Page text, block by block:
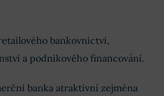
bankovnictví,
a podnikového financování.
banka atraktivní zejména